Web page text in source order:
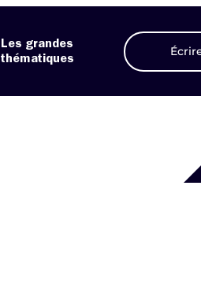
Les grandes
thématiques